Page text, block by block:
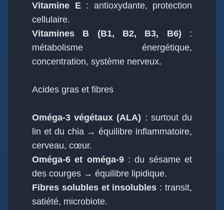
Vitamine E: antioxydante, protection
cellulaire.
Vitamines B (B1, B2, B3, B6) :
métabolisme énergétique,
concentration, système nerveux.
Acides gras et fibres
Oméga-3 végétaux (ALA) : surtout du
lin et du chia → équilibre inflammatoire,
cerveau, cœur.
Oméga-6 et oméga-9: du sésame et
des courges → équilibre lipidique.
Fibres solubles et insolubles : transit,
satiété, microbiote.